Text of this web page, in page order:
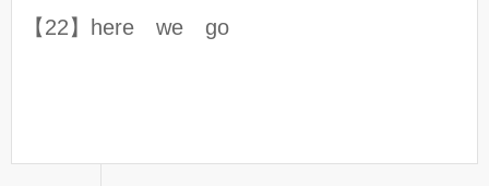
【22】here we go